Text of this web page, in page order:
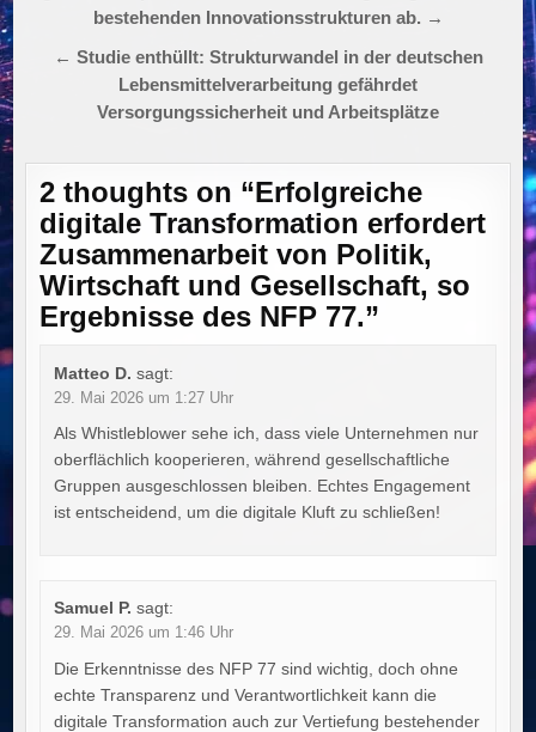
bestehenden Innovationsstrukturen ab. →
← Studie enthüllt: Strukturwandel in der deutschen
Lebensmittelverarbeitung gefährdet
Versorgungssicherheit und Arbeitsplätze
2 thoughts on “Erfolgreiche
digitale Transformation erfordert
Zusammenarbeit von Politik,
Wirtschaft und Gesellschaft, so
Ergebnisse des NFP 77.”
Matteo D. sagt:
29. Mai 2026 um 1:27 Uhr
Als Whistleblower sehe ich, dass viele Unternehmen nur
oberflächlich kooperieren, während gesellschaftliche
Gruppen ausgeschlossen bleiben. Echtes Engagement
ist entscheidend, um die digitale Kluft zu schließen!
Samuel P. sagt:
29. Mai 2026 um 1:46 Uhr
Die Erkenntnisse des NFP 77 sind wichtig, doch ohne
echte Transparenz und Verantwortlichkeit kann die
digitale Transformation auch zur Vertiefung bestehender